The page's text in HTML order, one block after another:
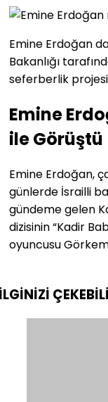
Emine Erdoğan
Bakanlığı
seferberlik
Emine
ile Görüştü
Emine Erdoğan,
günlerde İsrailli
gündeme gelen
dizisinin “Kadir
oyuncusu